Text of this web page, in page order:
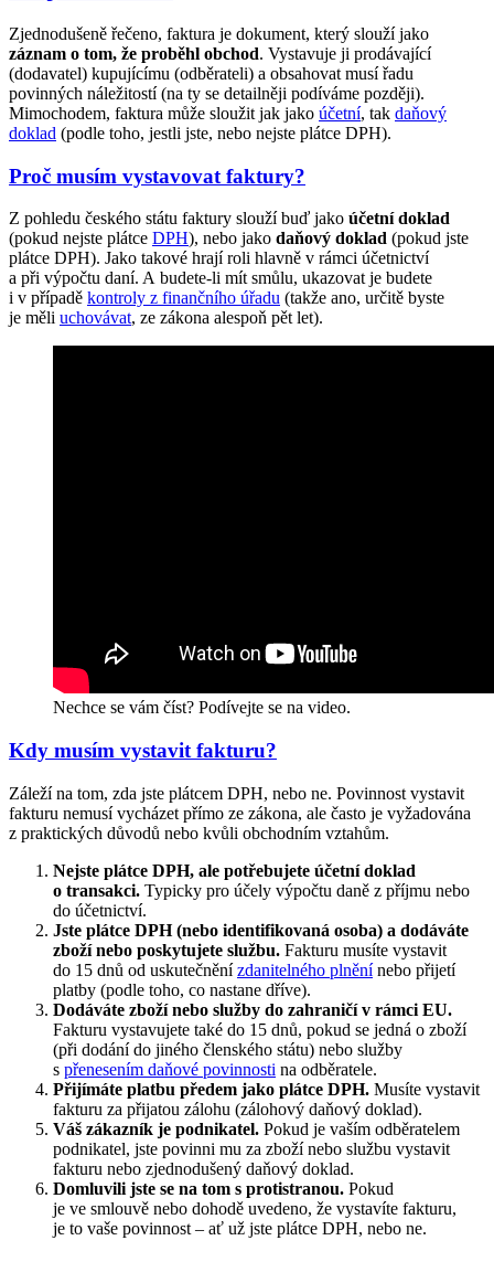
Zjednodušeně řečeno, faktura je dokument, který slouží jako
záznam o tom, že proběhl obchod. Vystavuje ji prodávající
(dodavatel) kupujícímu (odběrateli) a obsahovat musí řadu
povinných náležitostí (na ty se detailněji podíváme později).
Mimochodem, faktura může sloužit jak jako účetní, tak daňový
doklad (podle toho, jestli jste, nebo nejste plátce DPH).
Proč musím vystavovat faktury?
Z pohledu českého státu faktury slouží buď jako účetní doklad
(pokud nejste plátce DPH), nebo jako daňový doklad (pokud jste
plátce DPH). Jako takové hrají roli hlavně v rámci účetnictví
a při výpočtu daní. A budete-li mít smůlu, ukazovat je budete
i v případě kontroly z finančního úřadu (takže ano, určitě byste
je měli uchovávat, ze zákona alespoň pět let).
Nechce se vám číst? Podívejte se na video.
Kdy musím vystavit fakturu?
Záleží na tom, zda jste plátcem DPH, nebo ne. Povinnost vystavit
fakturu nemusí vycházet přímo ze zákona, ale často je vyžadována
z praktických důvodů nebo kvůli obchodním vztahům.
Nejste plátce DPH, ale potřebujete účetní doklad
o transakci. Typicky pro účely výpočtu daně z příjmu nebo
do účetnictví.
Jste plátce DPH (nebo identifikovaná osoba) a dodáváte
zboží nebo poskytujete službu. Fakturu musíte vystavit
do 15 dnů od uskutečněnízdanitelného plněnínebo přijetí
platby (podle toho, co nastane dříve).
Dodáváte zboží nebo služby do zahraničí v rámci EU.
Fakturu vystavujete také do 15 dnů, pokud se jedná o zboží
(při dodání do jiného členského státu) nebo služby
s přenesením daňové povinnosti na odběratele.
Přijímáte platbu předem jako plátce DPH. Musíte vystavit
fakturu za přijatou zálohu (zálohový daňový doklad).
Váš zákazník je podnikatel. Pokud je vaším odběratelem
podnikatel, jste povinni mu za zboží nebo službu vystavit
fakturu nebo zjednodušený daňový doklad.
Domluvili jste se na tom s protistranou. Pokud
je ve smlouvě nebo dohodě uvedeno, že vystavíte fakturu,
je to vaše povinnost – ať už jste plátce DPH, nebo ne.